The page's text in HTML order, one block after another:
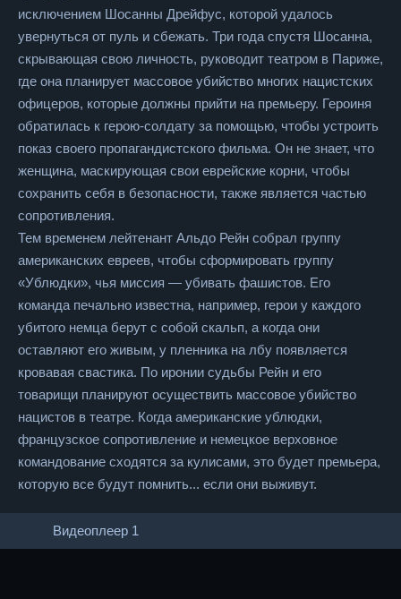
исключением Шосанны Дрейфус, которой удалось
увернуться от пуль и сбежать. Три года спустя Шосанна,
скрывающая свою личность, руководит театром в Париже,
где она планирует массовое убийство многих нацистских
офицеров, которые должны прийти на премьеру. Героиня
обратилась к герою-солдату за помощью, чтобы устроить
показ своего пропагандистского фильма. Он не знает, что
женщина, маскирующая свои еврейские корни, чтобы
сохранить себя в безопасности, также является частью
сопротивления.
Тем временем лейтенант Альдо Рейн собрал группу
американских евреев, чтобы сформировать группу
«Ублюдки», чья миссия — убивать фашистов. Его
команда печально известна, например, герои у каждого
убитого немца берут с собой скальп, а когда они
оставляют его живым, у пленника на лбу появляется
кровавая свастика. По иронии судьбы Рейн и его
товарищи планируют осуществить массовое убийство
нацистов в театре. Когда американские ублюдки,
французское сопротивление и немецкое верховное
командование сходятся за кулисами, это будет премьера,
которую все будут помнить... если они выживут.
Видеоплеер 1